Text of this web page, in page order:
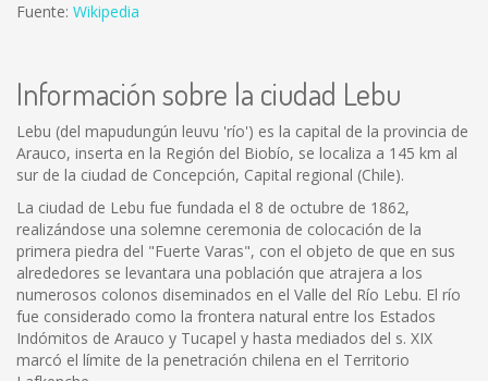
Fuente: Wikipedia
Información sobre la ciudad Lebu
Lebu (del mapudungún leuvu 'río') es la capital de la provincia de
Arauco, inserta en la Región del Biobío, se localiza a 145 km al
sur de la ciudad de Concepción, Capital regional (Chile).
La ciudad de Lebu fue fundada el 8 de octubre de 1862,
realizándose una solemne ceremonia de colocación de la
primera piedra del "Fuerte Varas", con el objeto de que en sus
alrededores se levantara una población que atrajera a los
numerosos colonos diseminados en el Valle del Río Lebu. El río
fue considerado como la frontera natural entre los Estados
Indómitos de Arauco y Tucapel y hasta mediados del s. XIX
marcó el límite de la penetración chilena en el Territorio